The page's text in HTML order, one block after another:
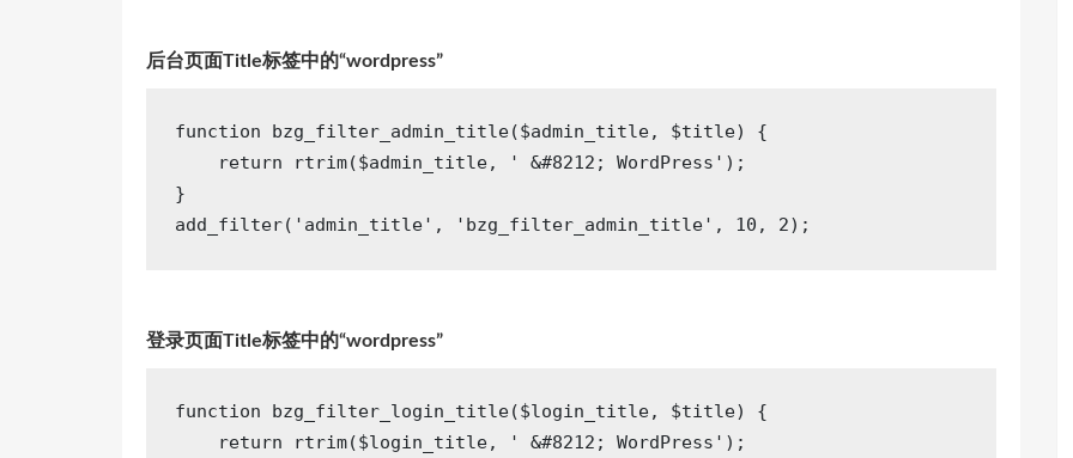
后台页面Title标签中的“wordpress”
function bzg_filter_admin_title($admin_title, $title)
{
return rtrim($admin_title, ' &#8212; WordPress' );
}
add_filter( 'admin_title' , 'bzg_filter_admin_title' , 10 , 2);
登录页面Title标签中的“wordpress”
function bzg_filter_login_title($login_title, $title)
{
return rtrim($login_title, ' &#8212; WordPress' );